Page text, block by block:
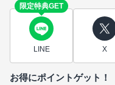
限定特典GET
LINE X
お得にポイントゲット！